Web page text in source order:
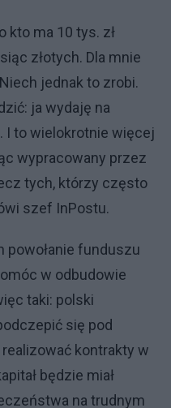
kto ma 10 tys. zł
złotych. Dla mnie
jednak to zrobi.
ja wydaję na
I to wielokrotnie więcej
wypracowany przez
tych, którzy często
szef InPostu.
powołanie funduszu
w odbudowie
taki: polski
się pod
kontrakty w
będzie miał
na trudnym